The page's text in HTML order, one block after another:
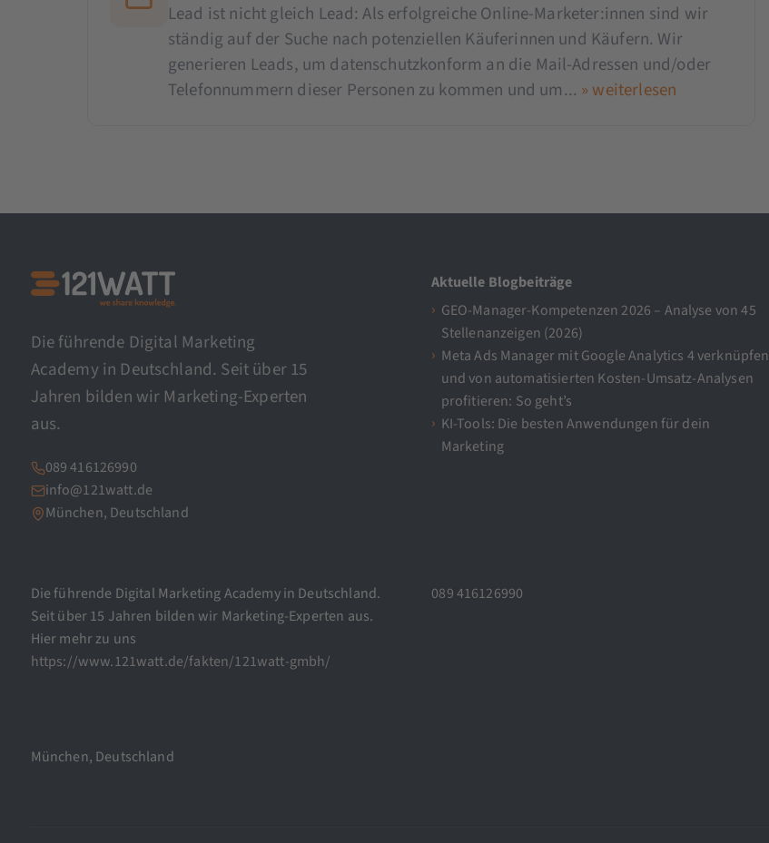
Lead ist nicht gleich Lead: Als erfolgreiche Online-Marketer:innen sind wir
ständig auf der Suche nach potenziellen Käuferinnen und Käufern. Wir
generieren Leads, um datenschutzkonform an die Mail-Adressen und/oder
Telefonnummern dieser Personen zu kommen und um... » weiterlesen
Die führende Digital Marketing
Academy in Deutschland. Seit über 15
Jahren bilden wir Marketing-Experten
aus.
089 416126990
info@121watt.de
München, Deutschland
Aktuelle Blogbeiträge
GEO-Manager-Kompetenzen 2026 – Analyse von 45
Stellenanzeigen (2026)
Meta Ads Manager mit Google Analytics 4 verknüpfen
und von automatisierten Kosten-Umsatz-Analysen
profitieren: So geht’s
KI-Tools: Die besten Anwendungen für dein
Marketing
Die führende Digital Marketing Academy in Deutschland.
Seit über 15 Jahren bilden wir Marketing-Experten aus.
Hier mehr zu uns
https://www.121watt.de/fakten/121watt-gmbh/
089 416126990
München, Deutschland